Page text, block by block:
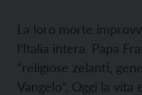
La loro morte
l’Italia intera. Papa
“religiose zelanti,
Vangelo”. Oggi la vita